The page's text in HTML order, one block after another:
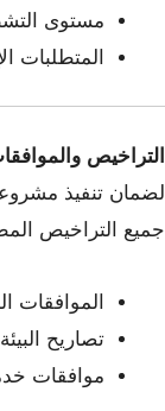
مستوى
المتطلبات
التراخيص
لضمان تنفيذ
جميع التراخيص
الموافقات
تصاريح
موافقات